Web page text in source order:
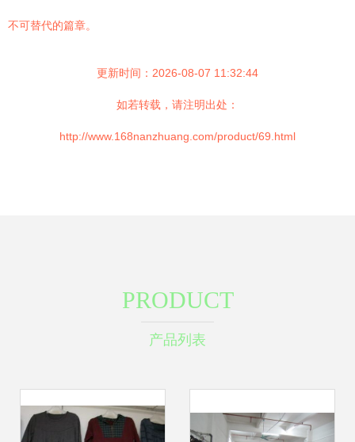
不可替代的篇章。
更新时间：2026-08-07 11:32:44
如若转载，请注明出处：
http://www.168nanzhuang.com/product/69.html
PRODUCT
产品列表